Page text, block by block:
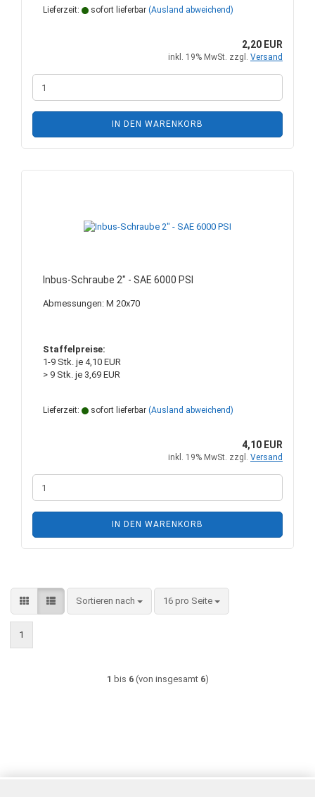
Lieferzeit: sofort lieferbar (Ausland abweichend)
2,20 EUR
inkl. 19% MwSt. zzgl. Versand
IN DEN WARENKORB
Inbus-Schraube 2" - SAE 6000 PSI
Abmessungen: M 20x70
Staffelpreise:
1-9 Stk. je 4,10 EUR
> 9 Stk. je 3,69 EUR
Lieferzeit: sofort lieferbar (Ausland abweichend)
4,10 EUR
inkl. 19% MwSt. zzgl. Versand
IN DEN WARENKORB
Sortieren nach
Sortieren nach 16 pro Seite
pro Seite
1
1 bis 6(von insgesamt 6)